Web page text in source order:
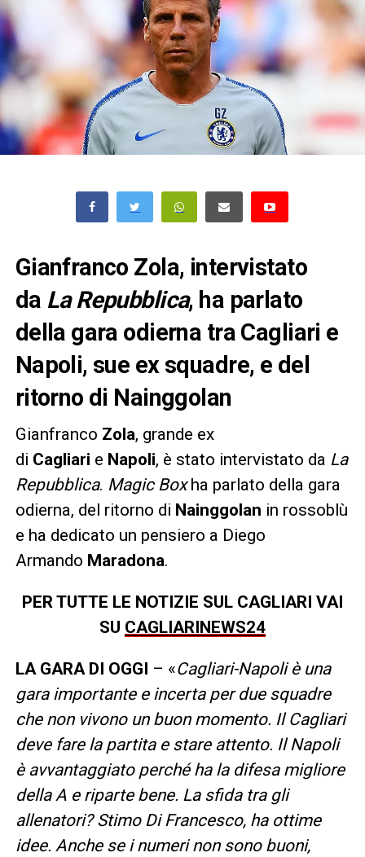
Gianfranco Zola, intervistato
da La Repubblica, ha parlato
della gara odierna tra Cagliari e
Napoli, sue ex squadre, e del
ritorno di Nainggolan
Gianfranco Zola, grande ex
di Cagliari e Napoli, è stato intervistato da La
Repubblica. Magic Boxha parlato della gara
odierna, del ritorno di Nainggolan in rossoblù
e ha dedicato un pensiero a Diego
Armando Maradona.
PER TUTTE LE NOTIZIE SUL CAGLIARI VAI
SU CAGLIARINEWS24
LA GARA DI OGGI – «Cagliari-Napoli è una
gara importante e incerta per due squadre
che non vivono un buon momento. Il Cagliari
deve fare la partita e stare attento. Il Napoli
è avvantaggiato perché ha la difesa migliore
della A e riparte bene. La sfida tra gli
allenatori? Stimo Di Francesco, ha ottime
idee. Anche se i numeri non sono buoni,